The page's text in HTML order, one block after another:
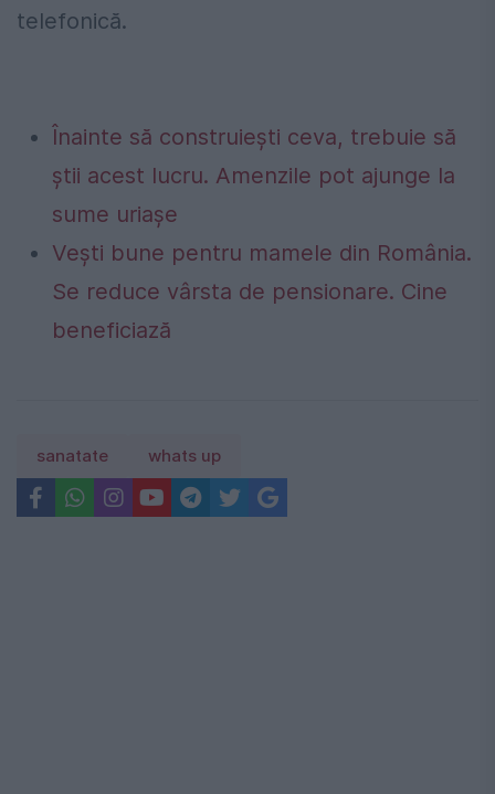
telefonică.
Înainte să construiești ceva, trebuie să
știi acest lucru. Amenzile pot ajunge la
sume uriașe
Vești bune pentru mamele din România.
Se reduce vârsta de pensionare. Cine
beneficiază
sanatate whats up